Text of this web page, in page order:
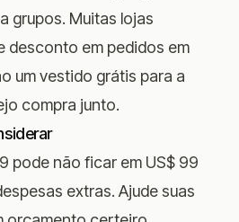
grupos. Muitas lojas
desconto em pedidos em
um vestido grátis para a
compra junto.
pode não ficar em US$ 99
extras. Ajude suas